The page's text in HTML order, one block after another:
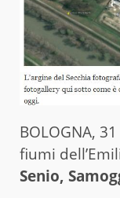
BOLOGNA,
fiumi
Senio,